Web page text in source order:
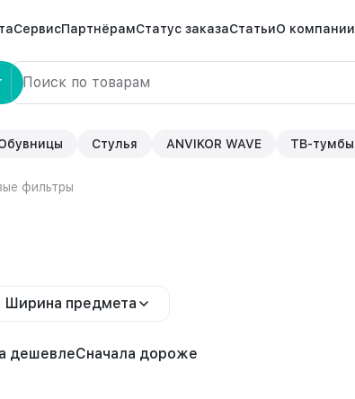
СервисПартнёрамСтатус заказаСтатьиО компании
Стулья ANVIKOR WAVE ТВ-тумбы
фильтры
Ширина предмета
дешевлеСначала дороже